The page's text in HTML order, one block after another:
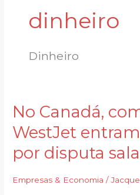
dinheiro
Dinheiro
No Canadá,
WestJet
por disputa
Empresas & Economia /
No
comissários
da
entram